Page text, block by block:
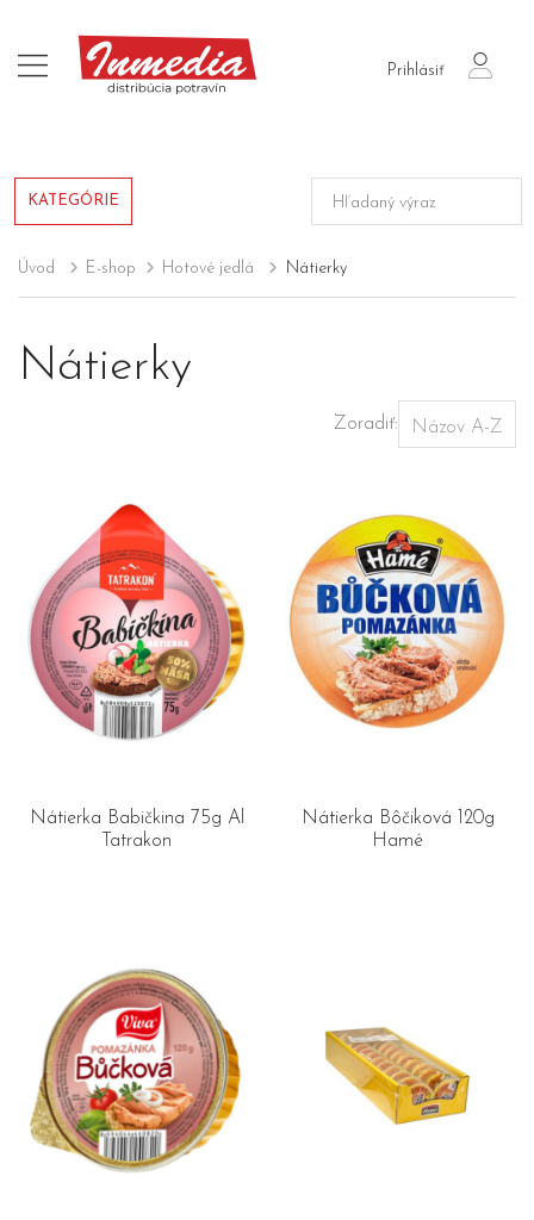
Prihlásiť
login
KATEGÓRIE
Úvod E-shop Hotové jedlá Nátierky
Nátierky
Zoradiť:
Nátierka Babičkina 75g Al
Tatrakon
Nátierka Bôčiková 120g
Hamé